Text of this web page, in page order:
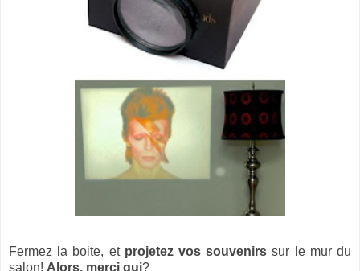
Fermez la boite, et projetez vos souvenirs sur le mur du
salon! Alors, merci qui?